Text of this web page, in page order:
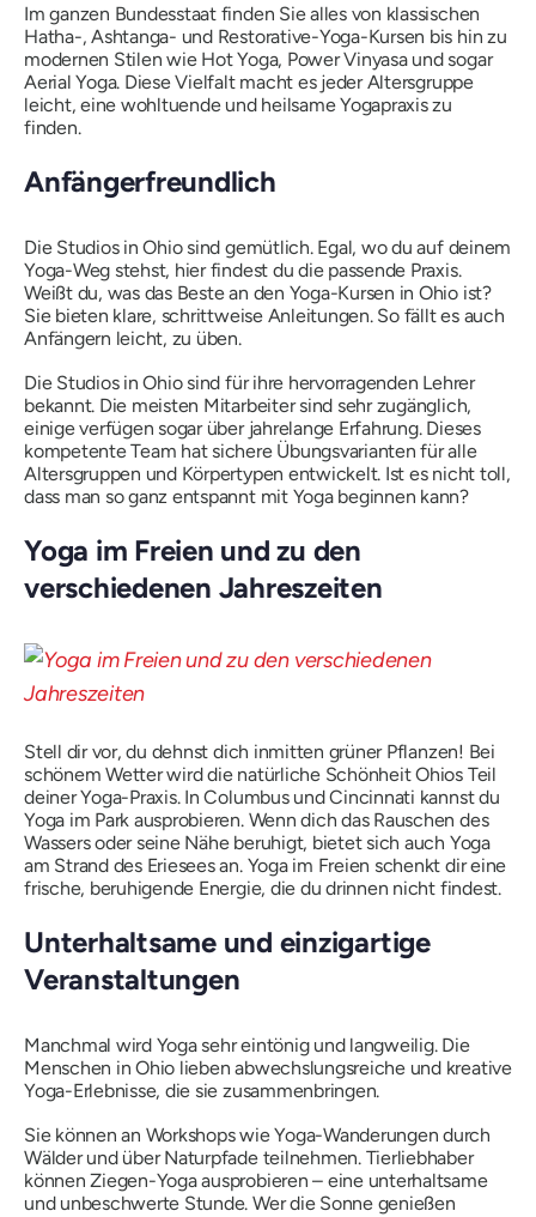
Im ganzen Bundesstaat finden Sie alles von klassischen
Hatha-, Ashtanga- und Restorative-Yoga-Kursen bis hin zu
modernen Stilen wie Hot Yoga, Power Vinyasa und sogar
Aerial Yoga. Diese Vielfalt macht es jeder Altersgruppe
leicht, eine wohltuende und heilsame Yogapraxis zu
finden.
Anfängerfreundlich
Die Studios in Ohio sind gemütlich. Egal, wo du auf deinem
Yoga-Weg stehst, hier findest du die passende Praxis.
Weißt du, was das Beste an den Yoga-Kursen in Ohio ist?
Sie bieten klare, schrittweise Anleitungen. So fällt es auch
Anfängern leicht, zu üben.
Die Studios in Ohio sind für ihre hervorragenden Lehrer
bekannt. Die meisten Mitarbeiter sind sehr zugänglich,
einige verfügen sogar über jahrelange Erfahrung. Dieses
kompetente Team hat sichere Übungsvarianten für alle
Altersgruppen und Körpertypen entwickelt. Ist es nicht toll,
dass man so ganz entspannt mit Yoga beginnen kann?
Yoga im Freien und zu den
verschiedenen Jahreszeiten
Stell dir vor, du dehnst dich inmitten grüner Pflanzen! Bei
schönem Wetter wird die natürliche Schönheit Ohios Teil
deiner Yoga-Praxis. In Columbus und Cincinnati kannst du
Yoga im Park ausprobieren. Wenn dich das Rauschen des
Wassers oder seine Nähe beruhigt, bietet sich auch Yoga
am Strand des Eriesees an. Yoga im Freien schenkt dir eine
frische, beruhigende Energie, die du drinnen nicht findest.
Unterhaltsame und einzigartige
Veranstaltungen
Manchmal wird Yoga sehr eintönig und langweilig. Die
Menschen in Ohio lieben abwechslungsreiche und kreative
Yoga-Erlebnisse, die sie zusammenbringen.
Sie können an Workshops wie Yoga-Wanderungen durch
Wälder und über Naturpfade teilnehmen. Tierliebhaber
können Ziegen-Yoga ausprobieren – eine unterhaltsame
und unbeschwerte Stunde. Wer die Sonne genießen